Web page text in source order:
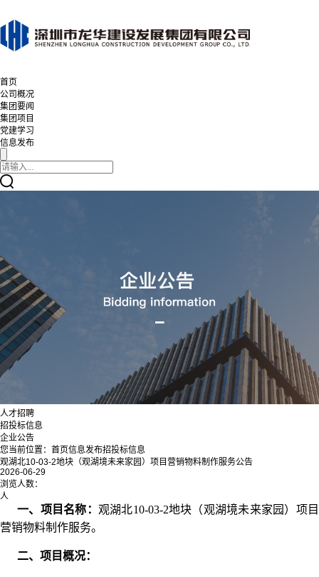
首页
公司概况
集团要闻
集团项目
党建学习
信息发布
人才招聘
招投标信息
企业公告
您当前位置： 首页信息发布招投标信息
观湖北10-03-2地块（观湖境未来家园）项目营销物料制作服务公告
2026-06-29
浏览人数：
人
一、项目名称： 观湖北10-03-2地块（观湖境未来家园）项目
营销物料制作服务。
二、项目概况：